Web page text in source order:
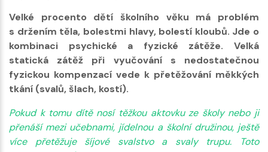
Velké procento dětí školního věku má problém
s držením těla, bolestmi hlavy, bolestí kloubů. Jde o
kombinaci psychické a fyzické zátěže. Velká
statická zátěž při vyučování s nedostatečnou
fyzickou kompenzací vede k přetěžování měkkých
tkání (svalů, šlach, kostí).
Pokud k tomu dítě nosí těžkou aktovku ze školy nebo ji
přenáší mezi učebnami, jídelnou a školní družinou, ještě
více přetěžuje šíjové svalstvo a svaly trupu. Toto